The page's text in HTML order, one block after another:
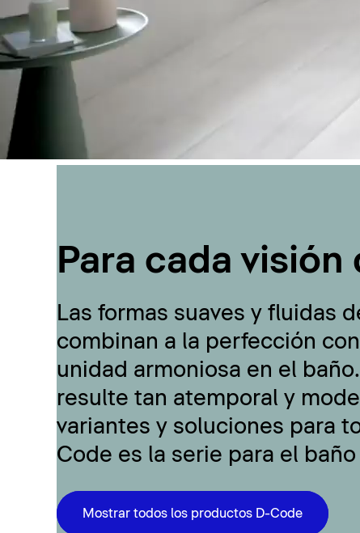
Para cada visión
Las formas suaves y fluidas
combinan a la perfección
unidad armoniosa en el
resulte tan atemporal y
variantes y soluciones para
Code es la serie para el
Mostrar todos los productos D-Code